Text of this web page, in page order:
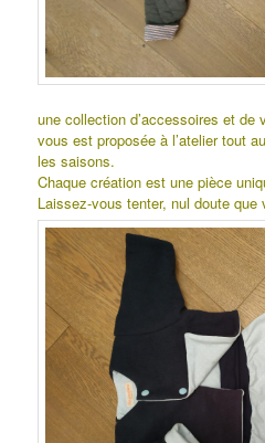
une collection d’accessoires et de
vous est proposée à l’atelier tout
les saisons.
Chaque création est une pièce
Laissez-vous tenter, nul doute